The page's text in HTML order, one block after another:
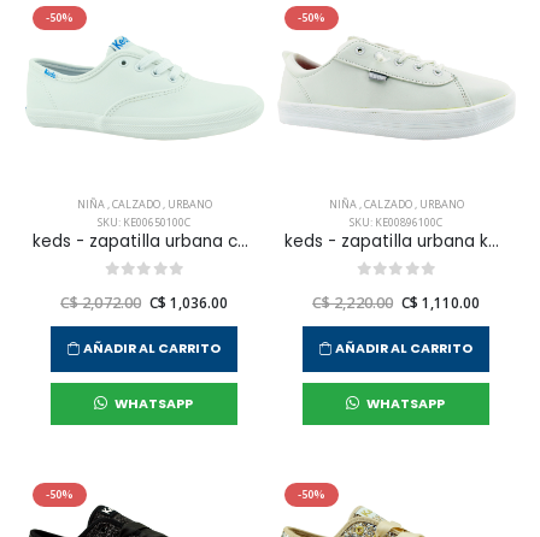
-50%
NIÑA,CALZADO, URBANO
SKU: KE00650100C
keds - zapatilla urbana champion para niña junior
C$ 2,072.00 C$ 1,036.00
AÑADIR AL CARRITO
WHATSAPP
-50%
NIÑA,CALZADO, URBANO
SKU: KE00896100C
keds - zapatilla urbana kara slip on para niña junior
C$ 2,220.00 C$ 1,110.00
AÑADIR AL CARRITO
WHATSAPP
-50% -50%